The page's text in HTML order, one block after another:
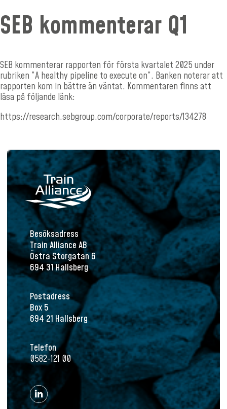
SEB kommenterar Q1
SEB kommenterar rapporten för första kvartalet 2025 under
rubriken ”A healthy pipeline to execute on”. Banken noterar att
rapporten kom in bättre än väntat. Kommentaren finns att
läsa på följande länk:
https://research.sebgroup.com/corporate/reports/134278
Besöksadress
Train Alliance AB
Östra Storgatan 6
694 31 Hallsberg
Postadress
Box 5
694 21 Hallsberg
Telefon
0582-121 00